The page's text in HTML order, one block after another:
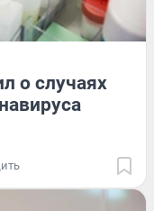
о случаях